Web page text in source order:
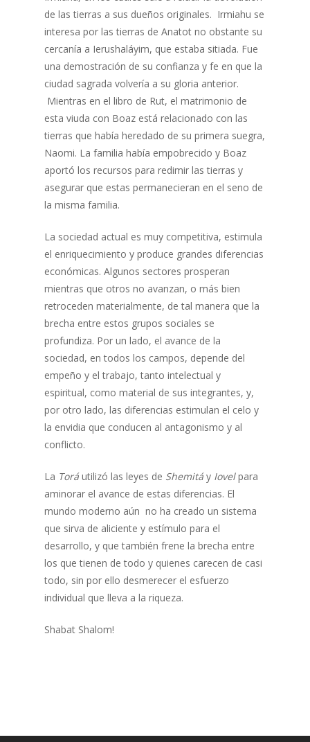
de las tierras a sus dueños originales. Irmiahu se
interesa por las tierras de Anatot no obstante su
cercanía a Ierushaláyim, que estaba sitiada. Fue
una demostración de su confianza y fe en que la
ciudad sagrada volvería a su gloria anterior.
Mientras en el libro de Rut, el matrimonio de
esta viuda con Boaz está relacionado con las
tierras que había heredado de su primera suegra,
Naomi. La familia había empobrecido y Boaz
aportó los recursos para redimir las tierras y
asegurar que estas permanecieran en el seno de
la misma familia.
La sociedad actual es muy competitiva, estimula
el enriquecimiento y produce grandes diferencias
económicas. Algunos sectores prosperan
mientras que otros no avanzan, o más bien
retroceden materialmente, de tal manera que la
brecha entre estos grupos sociales se
profundiza. Por un lado, el avance de la
sociedad, en todos los campos, depende del
empeño y el trabajo, tanto intelectual y
espiritual, como material de sus integrantes, y,
por otro lado, las diferencias estimulan el celo y
la envidia que conducen al antagonismo y al
conflicto.
La Toráutilizó las leyes de Shemitáy Iovelpara
aminorar el avance de estas diferencias. El
mundo moderno aún no ha creado un sistema
que sirva de aliciente y estímulo para el
desarrollo, y que también frene la brecha entre
los que tienen de todo y quienes carecen de casi
todo, sin por ello desmerecer el esfuerzo
individual que lleva a la riqueza.
Shabat Shalom!